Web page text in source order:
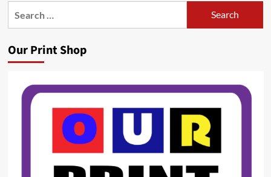
Our Print Shop